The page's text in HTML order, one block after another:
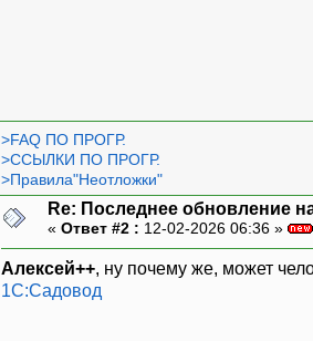
>FAQ ПО ПРОГР.
>ССЫЛКИ ПО ПРОГР.
>Правила"Неотложки"
Re: Последнее обновление
« Ответ #2 : 12-02-2026 06:36 »
Алексей++, ну почему же, может
1С:Садовод